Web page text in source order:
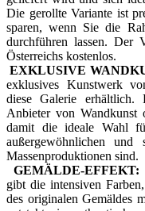
Die gerollte Variante ist
sparen, wenn Sie die
durchführen lassen. Der
Österreichs kostenlos.
EXKLUSIVE
exklusives Kunstwerk
diese Galerie
Anbieter von Wandkunst
damit die ideale Wahl
außergewöhnlichen und
Massenproduktionen sind.
GEMÄLDE-EFFEKT:
gibt die intensiven
des originalen Gemäldes